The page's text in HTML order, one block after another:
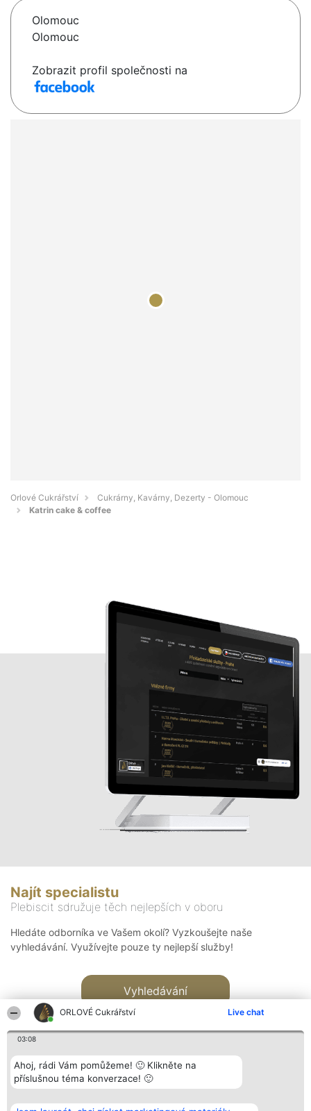
ORLOVÉ Cukrářství Live chat
03:08
Ahoj, rádi Vám pomůžeme! 🙂 Klikněte na
příslušnou téma konverzace! 🙂
Olomouc
Olomouc
Zobrazit profil společnosti na
Orlové Cukrářství
Cukrárny, Kavárny, Dezerty - Olomouc
Katrin cake & coffee
Najít specialistu
Plebiscit sdružuje těch nejlepších v oboru
Hledáte odborníka ve Vašem okolí? Vyzkoušejte naše
vyhledávání. Využívejte pouze ty nejlepší služby!
Vyhledávání
Bright Side Solutions sp. z o.
Vítězové
Kontakt